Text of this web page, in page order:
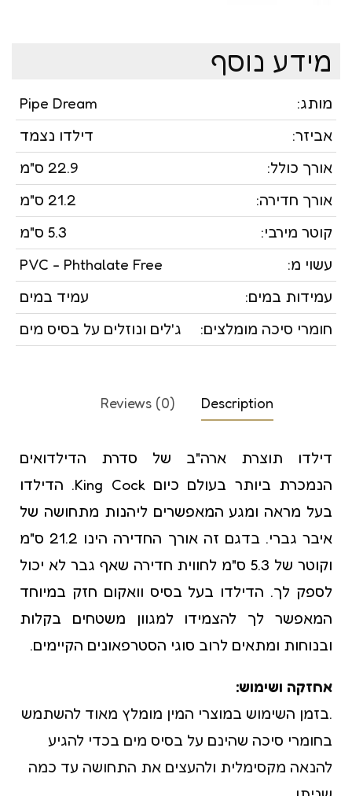
מידע נוסף
מותג:
Pipe Dream
אביזר:
דילדו נצמד
אורך כולל:
22.9 ס"מ
אורך חדירה:
21.2 ס"מ
קוטר מירבי:
5.3 ס"מ
עשוי מ:
PVC - Phthalate Free
עמידות במים:
עמיד במים
חומרי סיכה מומלצים:
ג'לים ונוזלים על בסיס מים
Description
Reviews (0)
דילדו תוצרת ארה"ב של סדרת הדילדואים
הנמכרת ביותר בעולם כיום King Cock. הדילדו
בעל מראה ומגע המאפשרים ליהנות מתחושה של
איבר גברי. בדגם זה אורך החדירה הינו 21.2 ס"מ
וקוטר של 5.3 ס"מ לחווית חדירה שאף גבר לא יכול
לספק לך. הדילדו בעל בסיס וואקום חזק במיוחד
המאפשר לך להצמידו למגוון משטחים בקלות
ובנוחות ומתאים לרוב סוגי הסטרפאונים הקיימים.
אחזקה ושימוש:
.בזמן השימוש במוצרי המין מומלץ מאוד להשתמש
בחומרי סיכה שהינם על בסיס מים בכדי להגיע
להנאה מקסימלית ולהעצים את התחושה עד כמה